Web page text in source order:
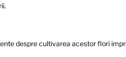
despre cultivarea acestor flori